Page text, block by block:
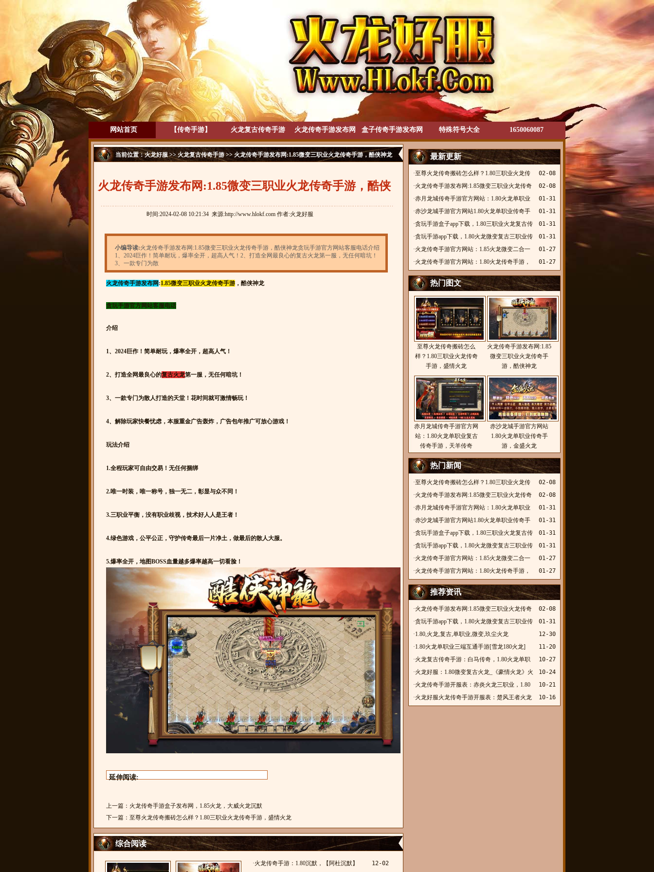
网站首页 【传奇手游】 火龙复古传奇手游 火龙传奇手游发布网 盒子传奇手游发布网 特殊符号大全 1650060087
当前位置：火龙好服>>火龙复古传奇手游>> 火龙传奇手游发布网:1.85微变三职业火龙传奇手游，酷侠神龙
火龙传奇手游发布网:1.85微变三职业火龙传奇手游，酷侠
神龙
时间:2024-02-08 10:21:34 来源:http://www.hlokf.com 作者:火龙好服
小编导读:火龙传奇手游发布网:1.85微变三职业火龙传奇手游，酷侠神龙贪玩手游官方网站客服电话介绍
1、2024巨作！简单耐玩，爆率全开，超高人气！2、打造全网最良心的复古火龙第一服，无任何暗坑！
3、一款专门为散
火龙传奇手游发布网 :1.85微变三职业火龙传奇手游，酷侠神龙
贪玩手游官方网站客服电话
介绍
1、2024巨作！简单耐玩，爆率全开，超高人气！
2、打造全网最良心的复古火龙第一服，无任何暗坑！
3、一款专门为散人打造的天堂！花时间就可激情畅玩！
4、解除玩家快餐忧虑，本服重金广告轰炸，广告包年推广可放心游戏！
玩法介绍
1.全程玩家可自由交易！无任何捆绑
2.唯一时装，唯一称号，独一无二，彰显与众不同！
3.三职业平衡，没有职业歧视，技术好人人是王者！
4.绿色游戏，公平公正，守护传奇最后一片净土，做最后的散人大服。
5.爆率全开，地图BOSS血量越多爆率越高一切看脸！
延伸阅读:
上一篇： 火龙传奇手游盒子发布网，1.85火龙，大威火龙沉默
下一篇： 至尊火龙传奇搬砖怎么样？1.80三职业火龙传奇手游，盛情火龙
综合阅读
12-02
·火龙传奇手游：1.80沉默，【阿杜沉默】
最新更新
02-08
·至尊火龙传奇搬砖怎么样？1.80三职业火龙传
奇手游，盛情火龙
02-08
·火龙传奇手游发布网:1.85微变三职业火龙传奇
手游，酷侠神龙
01-31
·赤月龙城传奇手游官方网站：1.80火龙单职业
复古传奇手游，天羊传奇
01-31
·赤沙龙城手游官方网站1.80火龙单职业传奇手
游，金盛火龙
01-31
·贪玩手游盒子app下载，1.80三职业火龙复古传
奇手游，猛虎乾坤火龙
01-31
·贪玩手游app下载，1.80火龙微变复古三职业传
奇，古今传奇
01-27
·火龙传奇手游官方网站：1.85火龙微变二合一
单职业传奇，苏喂冰封火龙
01-27
·火龙传奇手游官方网站：1.80火龙传奇手游，
神皇骷髅火龙
热门图文
至尊火龙传奇搬砖怎么
样？1.80三职业火龙传奇
手游，盛情火龙
火龙传奇手游发布网:1.85
微变三职业火龙传奇手
游，酷侠神龙
赤月龙城传奇手游官方网
站：1.80火龙单职业复古
传奇手游，天羊传奇
赤沙龙城手游官方网站
1.80火龙单职业传奇手
游，金盛火龙
热门新闻
02-08
·至尊火龙传奇搬砖怎么样？1.80三职业火龙传
奇手游，盛情火龙
02-08
·火龙传奇手游发布网:1.85微变三职业火龙传奇
手游，酷侠神龙
01-31
·赤月龙城传奇手游官方网站：1.80火龙单职业
复古传奇手游，天羊传奇
01-31
·赤沙龙城手游官方网站1.80火龙单职业传奇手
游，金盛火龙
01-31
·贪玩手游盒子app下载，1.80三职业火龙复古传
奇手游，猛虎乾坤火龙
01-31
·贪玩手游app下载，1.80火龙微变复古三职业传
奇，古今传奇
01-27
·火龙传奇手游官方网站：1.85火龙微变二合一
单职业传奇，苏喂冰封火龙
01-27
·火龙传奇手游官方网站：1.80火龙传奇手游，
神皇骷髅火龙
推荐资讯
02-08
·火龙传奇手游发布网:1.85微变三职业火龙传奇
手游，酷侠神龙
01-31
·贪玩手游app下载，1.80火龙微变复古三职业传
奇，古今传奇
12-30
·1.80,火龙,复古,单职业,微变,玖尘火龙
11-20
·1.80火龙单职业三端互通手游[雪龙180火龙]
10-27
·火龙复古传奇手游：白马传奇，1.80火龙单职
业
10-24
·火龙好服：1.80微变复古火龙_《豪情火龙》火
龙单职业
10-21
·火龙传奇手游开服表：赤炎火龙三职业，1.80
火龙
10-16
·火龙好服火龙传奇手游开服表：楚风王者火龙